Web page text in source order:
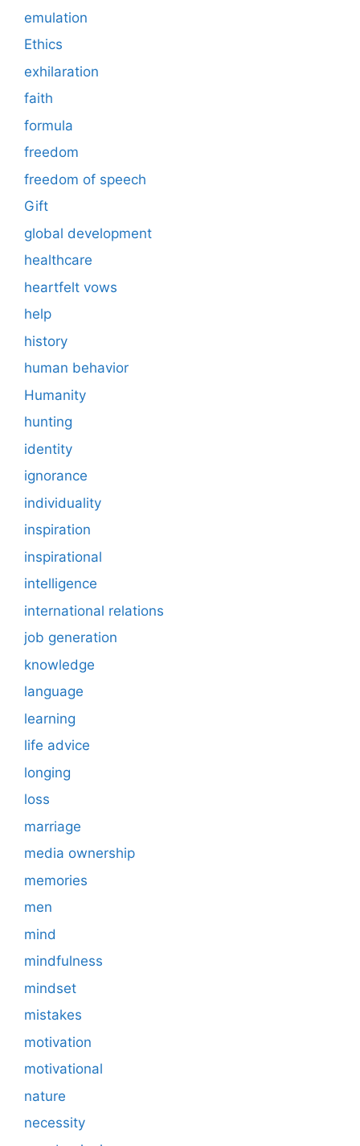
emulation
Ethics
exhilaration
faith
formula
freedom
freedom of speech
Gift
global development
healthcare
heartfelt vows
help
history
human behavior
Humanity
hunting
identity
ignorance
individuality
inspiration
inspirational
intelligence
international relations
job generation
knowledge
language
learning
life advice
longing
loss
marriage
media ownership
memories
men
mind
mindfulness
mindset
mistakes
motivation
motivational
nature
necessity